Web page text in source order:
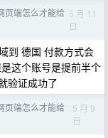
页端怎么才能给 5 月 11
日
到 德国 付款方式会
这个账号是提前半个
验证成功了
页端怎么才能给
5 月 9
日